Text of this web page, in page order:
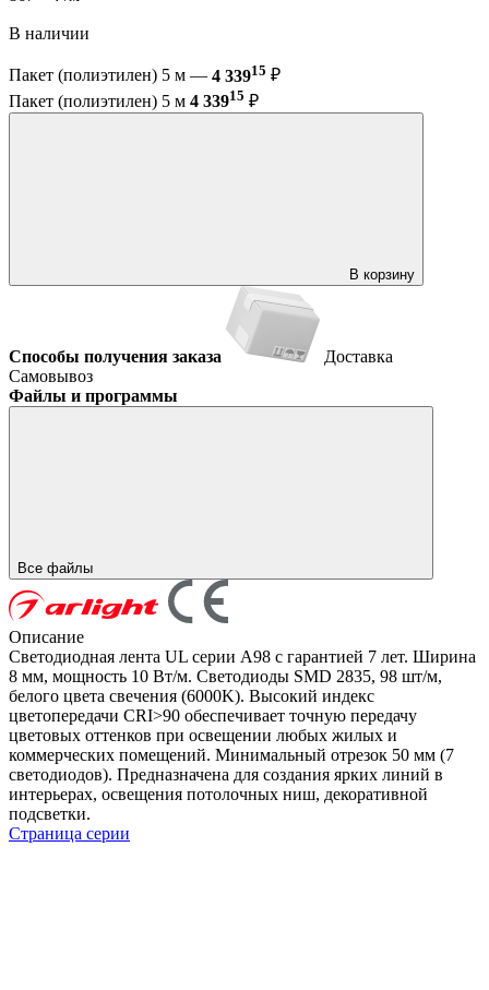
В наличии
Пакет (полиэтилен) 5 м — 4 33915 ₽
Пакет (полиэтилен) 5 м 4 33915 ₽
В корзину
Способы получения заказа
Доставка
Самовывоз
Файлы и программы
Все файлы
Описание
Светодиодная лента UL серии A98 с гарантией 7 лет. Ширина
8 мм, мощность 10 Вт/м. Светодиоды SMD 2835, 98 шт/м,
белого цвета свечения (6000K). Высокий индекс
цветопередачи CRI>90 обеспечивает точную передачу
цветовых оттенков при освещении любых жилых и
коммерческих помещений. Минимальный отрезок 50 мм (7
светодиодов). Предназначена для создания ярких линий в
интерьерах, освещения потолочных ниш, декоративной
подсветки.
Страница серии